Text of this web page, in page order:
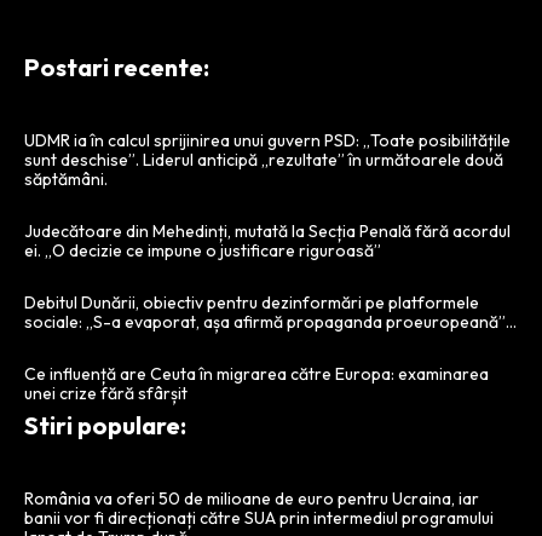
Postari recente:
UDMR ia în calcul sprijinirea unui guvern PSD: „Toate posibilitățile
sunt deschise”. Liderul anticipă „rezultate” în următoarele două
săptămâni.
Judecătoare din Mehedinți, mutată la Secția Penală fără acordul
ei. „O decizie ce impune o justificare riguroasă”
Debitul Dunării, obiectiv pentru dezinformări pe platformele
sociale: „S-a evaporat, așa afirmă propaganda proeuropeană”…
Ce influență are Ceuta în migrarea către Europa: examinarea
unei crize fără sfârșit
Stiri populare:
România va oferi 50 de milioane de euro pentru Ucraina, iar
banii vor fi direcționați către SUA prin intermediul programului